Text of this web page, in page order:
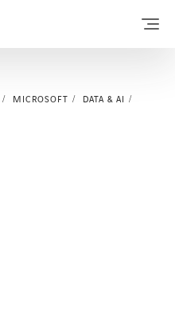
MICROSOFT
DATA & AI